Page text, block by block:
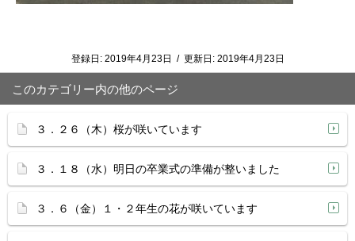
登録日: 2019年4月23日 / 更新日: 2019年4月23日
このカテゴリー内の他のページ
３．２６（木）桜が咲いています
３．１８（水）明日の卒業式の準備が整いました
３．６（金）１・２年生の花が咲いています